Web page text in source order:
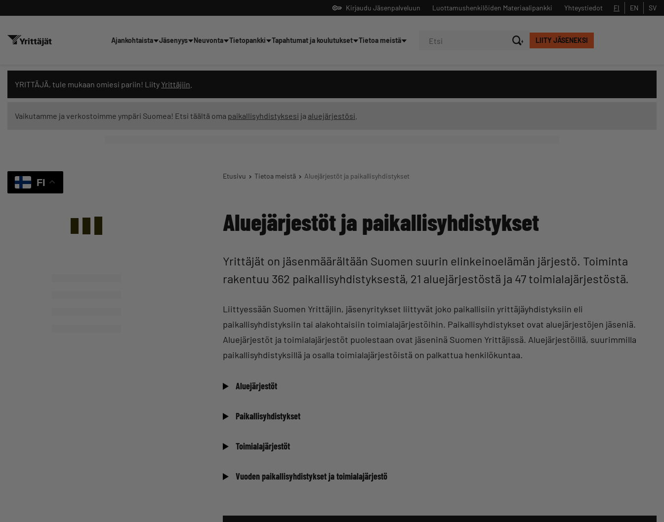
Kirjaudu Jäsenpalveluun Yhteystiedot
Luottamushenkilöiden Materiaalipankki FI EN SV
LIITY JÄSENEKSI
Ajankohtaista Jäsenyys Neuvonta Tietopankki Tapahtumat ja koulutukset Tietoa meistä
YRITTÄJÄ, tule mukaan omiesi pariin! Liity Yrittäjiin
Vaikutamme ja verkostoimme ympäri Suomea! Etsi täältä oma paikallisyhdistyksesi ja aluejärjestösi
FI
Etusivu Tietoa meistä Aluejärjestöt ja paikallisyhdistykset
Aluejärjestöt ja paikallisyhdistykset
Yrittäjät on jäsenmäärältään Suomen suurin elinkeinoelämän järjestö. Toiminta
rakentuu 362 paikallisyhdistyksestä, 21 aluejärjestöstä ja 47 toimialajärjestöstä.
Liittyessään Suomen Yrittäjiin, jäsenyritykset liittyvät joko paikallisiin yrittäjäyhdistyksiin eli
paikallisyhdistyksiin tai alakohtaisiin toimialajärjestöihin. Paikallisyhdistykset ovat aluejärjestöjen jäseniä.
Aluejärjestöt ja toimialajärjestöt puolestaan ovat jäseninä Suomen Yrittäjissä. Aluejärjestöillä, suurimmilla
paikallisyhdistyksillä ja osalla toimialajärjestöistä on palkattua henkilökuntaa.
Aluejärjestöt
Paikallisyhdistykset
Toimialajärjestöt
Vuoden paikallisyhdistykset ja toimialajärjestö
Sulje
Hae sivustolta tai kysy suoraan Yrittäjien tekoälyltä